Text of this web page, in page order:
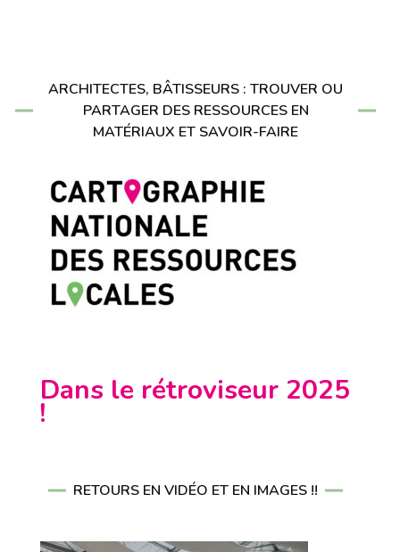
ARCHITECTES, BÂTISSEURS : TROUVER OU
PARTAGER DES RESSOURCES EN
MATÉRIAUX ET SAVOIR-FAIRE
Dans le rétroviseur 2025
!
RETOURS EN VIDÉO ET EN IMAGES !!